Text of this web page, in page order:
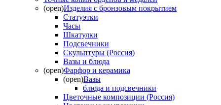
(open)Изделия с бронзовым покрытием
Статуэтки
Часы
Шкатулки
Подсвечники
Скульптуры (Россия)
Вазы и блюда
(open)Фарфор и керамика
(open)Вазы
блюда и подсвечники
Цветочные композиции (Россия)